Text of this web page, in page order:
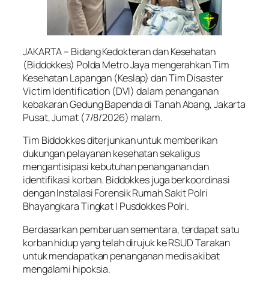
JAKARTA – Bidang Kedokteran dan Kesehatan
(Biddokkes) Polda Metro Jaya mengerahkan Tim
Kesehatan Lapangan (Keslap) dan Tim Disaster
Victim Identification (DVI) dalam penanganan
kebakaran Gedung Bapenda di Tanah Abang, Jakarta
Pusat, Jumat (7/8/2026) malam.
Tim Biddokkes diterjunkan untuk memberikan
dukungan pelayanan kesehatan sekaligus
mengantisipasi kebutuhan penanganan dan
identifikasi korban. Biddokkes juga berkoordinasi
dengan Instalasi Forensik Rumah Sakit Polri
Bhayangkara Tingkat I Pusdokkes Polri.
Berdasarkan pembaruan sementara, terdapat satu
korban hidup yang telah dirujuk ke RSUD Tarakan
untuk mendapatkan penanganan medis akibat
mengalami hipoksia.